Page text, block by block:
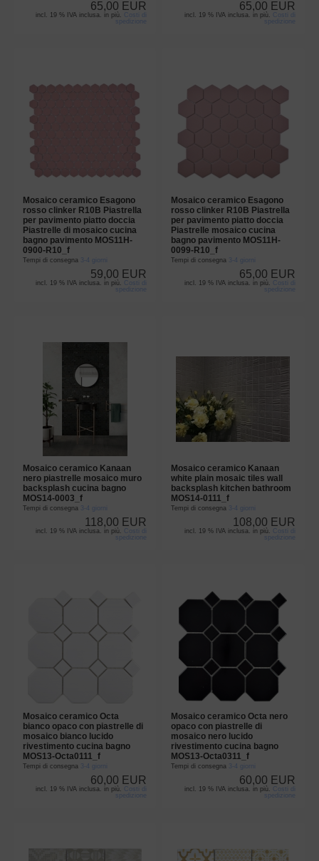
65,00 EUR
incl. 19 % IVA inclusa. in più.
Costi di
spedizione
65,00 EUR
incl. 19 % IVA inclusa. in più.
Costi di
spedizione
Mosaico ceramico Esagono
rosso clinker R10B Piastrella
per pavimento piatto doccia
Piastrelle di mosaico cucina
bagno pavimento MOS11H-
0900-R10_f
Tempi di consegna 3-4 giorni
59,00 EUR
incl. 19 % IVA inclusa. in più.
Costi di
spedizione
Mosaico ceramico Esagono
rosso clinker R10B Piastrella
per pavimento piatto doccia
Piastrelle mosaico cucina
bagno pavimento MOS11H-
0099-R10_f
Tempi di consegna 3-4 giorni
65,00 EUR
incl. 19 % IVA inclusa. in più.
Costi di
spedizione
Mosaico ceramico Kanaan
nero piastrelle mosaico muro
backsplash cucina bagno
MOS14-0003_f
Tempi di consegna 3-4 giorni
118,00 EUR
incl. 19 % IVA inclusa. in più.
Costi di
spedizione
Mosaico ceramico Kanaan
white plain mosaic tiles wall
backsplash kitchen bathroom
MOS14-0111_f
Tempi di consegna 3-4 giorni
108,00 EUR
incl. 19 % IVA inclusa. in più.
Costi di
spedizione
Mosaico ceramico Octa
bianco opaco con piastrelle di
mosaico bianco lucido
rivestimento cucina bagno
MOS13-Octa0111_f
Tempi di consegna 3-4 giorni
60,00 EUR
incl. 19 % IVA inclusa. in più.
Costi di
spedizione
Mosaico ceramico Octa nero
opaco con piastrelle di
mosaico nero lucido
rivestimento cucina bagno
MOS13-Octa0311_f
Tempi di consegna 3-4 giorni
60,00 EUR
incl. 19 % IVA inclusa. in più.
Costi di
spedizione